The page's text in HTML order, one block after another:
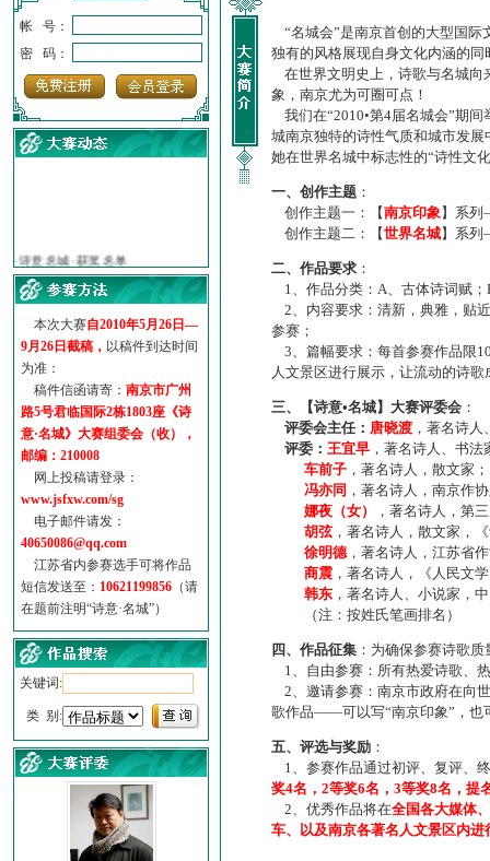
帐 号：
密 码：
·【诗意·名城】地铁展示作...
·诗意名城·地铁时间
·地铁完美呈现【诗意·名城...
参赛作品多达5000多首
“诗意·名城”晒诗会
特别通知--致广大诗词爱好...
本次大赛自2010年5月26日—
9月26日截稿， 以稿件到达时间
为准：
稿件信函请寄： 南京市广州
路5号君临国际2栋1803座《诗
意·名城》大赛组委会（收），
邮编：210008
网上投稿请登录：
www.jsfxw.com/sg
电子邮件请发：
40650086@qq.com
江苏省内参赛选手可将作品
短信发送至： 10621199856 （请
在题前注明“诗意·名城”）
关键词:
类 别:
“名城会”是南京首创的大型国际
独有的风格展现自身文化内涵的
在世界文明史上，诗歌与名城向
象，南京尤为可圈可点！
我们在“2010•第4届名城会”期
城南京独特的诗性气质和城市发
她在世界名城中标志性的“诗性文
一、创作主题 ：
创作主题一：【南京印象】系
创作主题二：【世界名城】系
二、作品要求 ：
1、作品分类：A、古体诗词赋；
2、内容要求：清新，典雅，贴
参赛；
3、篇幅要求：每首参赛作品限
人文景区进行展示，让流动的诗
三、【诗意•名城】大赛评委会 ：
评委会主任： 唐晓渡 ，著名诗
评委： 王宜早 ，著名诗人、书
车前子 ，著名诗人，散文家；
冯亦同 ，著名诗人，南京作
娜夜（女）
，著名诗人，第
胡弦，著名诗人，散文家，
徐明德，著名诗人，江苏省
商震 ，著名诗人，《人民文
韩东 ，著名诗人、小说家，
（注：按姓氏笔画排名）
四、作品征集 ：为确保参赛诗歌
1、自由参赛：所有热爱诗歌、
2、邀请参赛：南京市政府在向
歌作品——可以写“南京印象”，也
五、评选与奖励 ：
1、参赛作品通过初评、复评、
奖4名，2等奖6名，3等奖8名，提
2、优秀作品将在全国各大媒体
车、以及南京各著名人文景区内进